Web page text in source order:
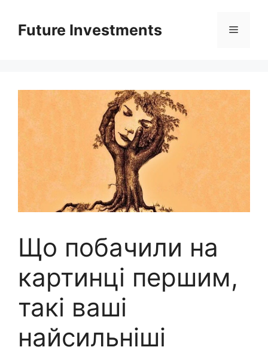
вмістуFuture Investments Меню
Що побачили на
картинці першим,
такі ваші
найсильніші